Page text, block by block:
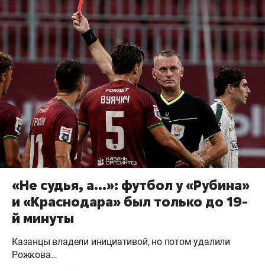
«Не судья, а…»: футбол у «Рубина»
и «Краснодара» был только до 19-
й минуты
Казанцы владели инициативой, но потом удалили
Рожкова…